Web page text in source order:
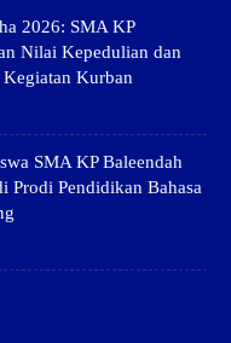
2026: SMA KP
Nilai Kepedulian dan
Kurban
SMA KP Baleendah
Prodi Pendidikan Bahasa